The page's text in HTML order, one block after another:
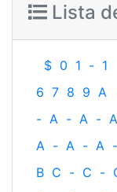
Lista
$ 0 1 - 1
6 7 8 9 A
- A - A - A
A - A - A -
B C - C -